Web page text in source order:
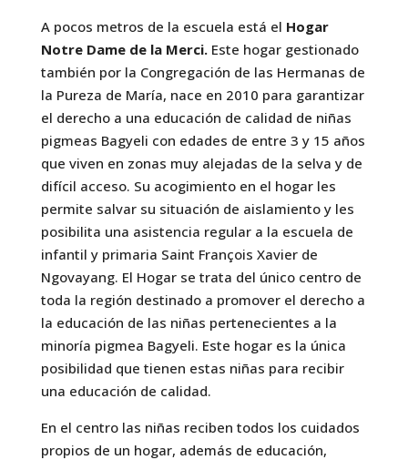
A pocos metros de la escuela está el Hogar
Notre Dame de la Merci.Este hogar gestionado
también por la Congregación de las Hermanas de
la Pureza de María, nace en 2010 para garantizar
el derecho a una educación de calidad de niñas
pigmeas Bagyeli con edades de entre 3 y 15 años
que viven en zonas muy alejadas de la selva y de
difícil acceso. Su acogimiento en el hogar les
permite salvar su situación de aislamiento y les
posibilita una asistencia regular a la escuela de
infantil y primaria Saint François Xavier de
Ngovayang. El Hogar se trata del único centro de
toda la región destinado a promover el derecho a
la educación de las niñas pertenecientes a la
minoría pigmea Bagyeli. Este hogar es la única
posibilidad que tienen estas niñas para recibir
una educación de calidad.
En el centro las niñas reciben todos los cuidados
propios de un hogar, además de educación,